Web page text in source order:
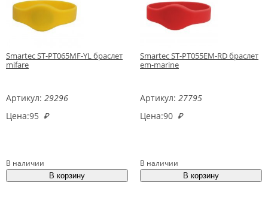
Smartec ST-PT065MF-YL браслет
mifare
Артикул: 29296
Цена:95 ₽
В наличии
Smartec ST-PT055EM-RD браслет
em-marine
Артикул: 27795
Цена:90 ₽
В наличии